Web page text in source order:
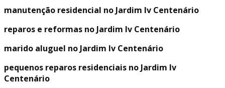
manutenção residencial no Jardim Iv Centenário
reparos e reformas no Jardim Iv Centenário
marido aluguel no Jardim Iv Centenário
pequenos reparos residenciais no Jardim Iv
Centenário